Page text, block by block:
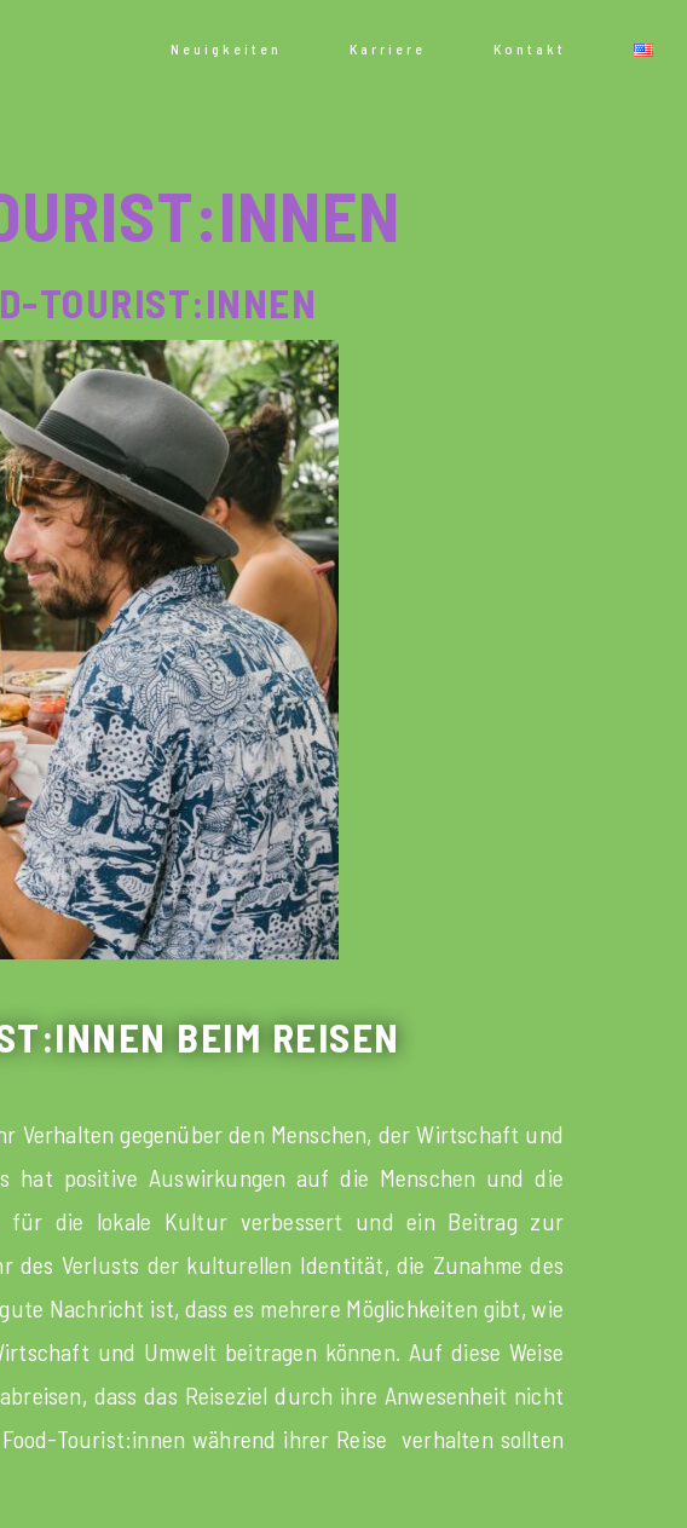
Neuigkeiten Karriere Kontakt
TOURIST:INNEN
BEIM REISEN
Verhalten gegenüber den Menschen, der Wirtschaft und
hat positive Auswirkungen auf die Menschen und die
für die lokale Kultur verbessert und ein Beitrag zur
des Verlusts der kulturellen Identität, die Zunahme des
Nachricht ist, dass es mehrere Möglichkeiten gibt, wie
und Umwelt beitragen können. Auf diese Weise
dass das Reiseziel durch ihre Anwesenheit nicht
Tourist:innen während ihrer Reise verhalten sollten